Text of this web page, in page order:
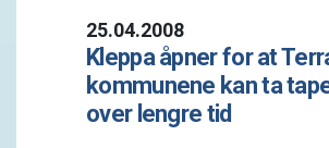
25.04.2008
Kleppa åpner for at
kommunene kan ta
over lengre tid